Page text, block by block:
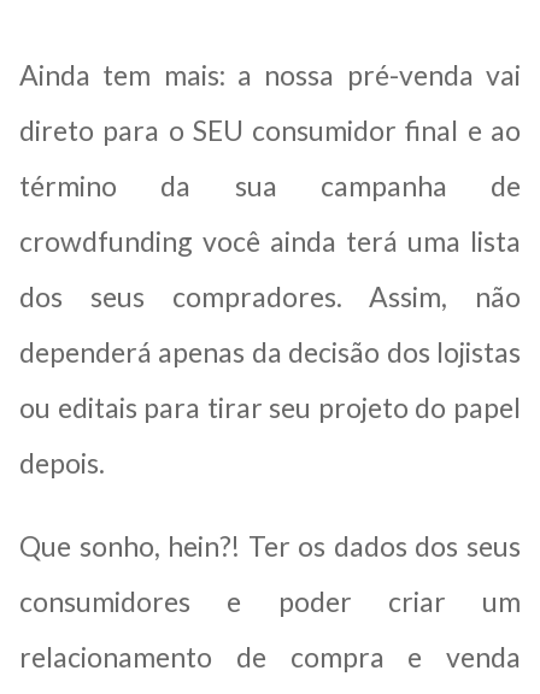
Ainda tem mais: a nossa pré-venda vai
direto para o SEU consumidor final e ao
término da sua campanha de
crowdfunding você ainda terá uma lista
dos seus compradores. Assim, não
dependerá apenas da decisão dos lojistas
ou editais para tirar seu projeto do papel
depois.
Que sonho, hein?! Ter os dados dos seus
consumidores e poder criar um
relacionamento de compra e venda